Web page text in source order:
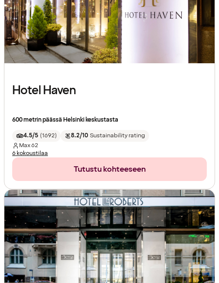
Hotel Haven
600 metrin päässä Helsinki keskustasta
4.5/5 (1692) 8.2/10 Sustainability rating
Max62
6 kokoustilaa
Tutustu kohteeseen